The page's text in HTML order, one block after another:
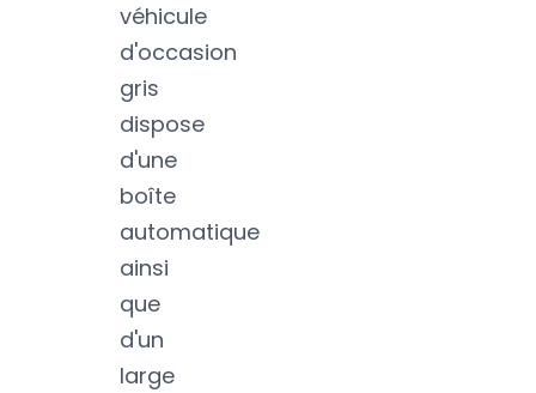
véhicule
d'occasion
gris
dispose
d'une
boîte
automatique
ainsi
que
d'un
large